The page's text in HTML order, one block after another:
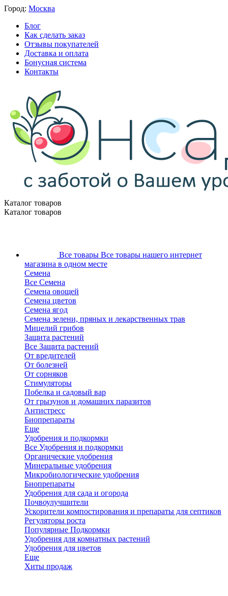
Город: Москва
Блог
Как сделать заказ
Отзывы покупателей
Доставка и оплата
Бонусная система
Контакты
Каталог товаров
Каталог товаров
Все товары Все товары нашего интернет
магазина в одном месте
Семена
Все Семена
Семена овощей
Семена цветов
Семена ягод
Семена зелени, пряных и лекарственных трав
Мицелий грибов
Защита растений
Все Защита растений
От вредителей
От болезней
От сорняков
Стимуляторы
Побелка и садовый вар
От грызунов и домашних паразитов
Антистресс
Биопрепараты
Еще
Удобрения и подкормки
Все Удобрения и подкормки
Органические удобрения
Минеральные удобрения
Микробиологические удобрения
Биопрепараты
Удобрения для сада и огорода
Почвоулучшители
Ускорители компостирования и препараты для септиков
Регуляторы роста
Популярные Подкормки
Удобрения для комнатных растений
Удобрения для цветов
Еще
Хиты продаж